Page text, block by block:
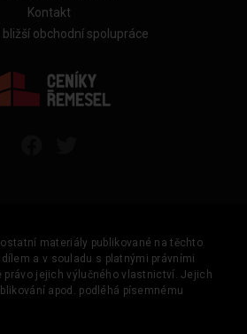
Kontakt
obchodní spolupráce
materiály publikované na těchto
a v souladu s platnými právními
právo jejich výlučného vlastnictví. Jejich
apod. podléhá písemnému